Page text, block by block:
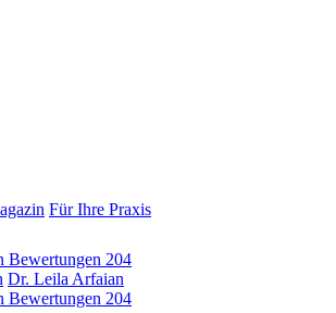
Für Ihre Praxis
Bewertungen 204
Dr. Leila Arfaian
Bewertungen 204